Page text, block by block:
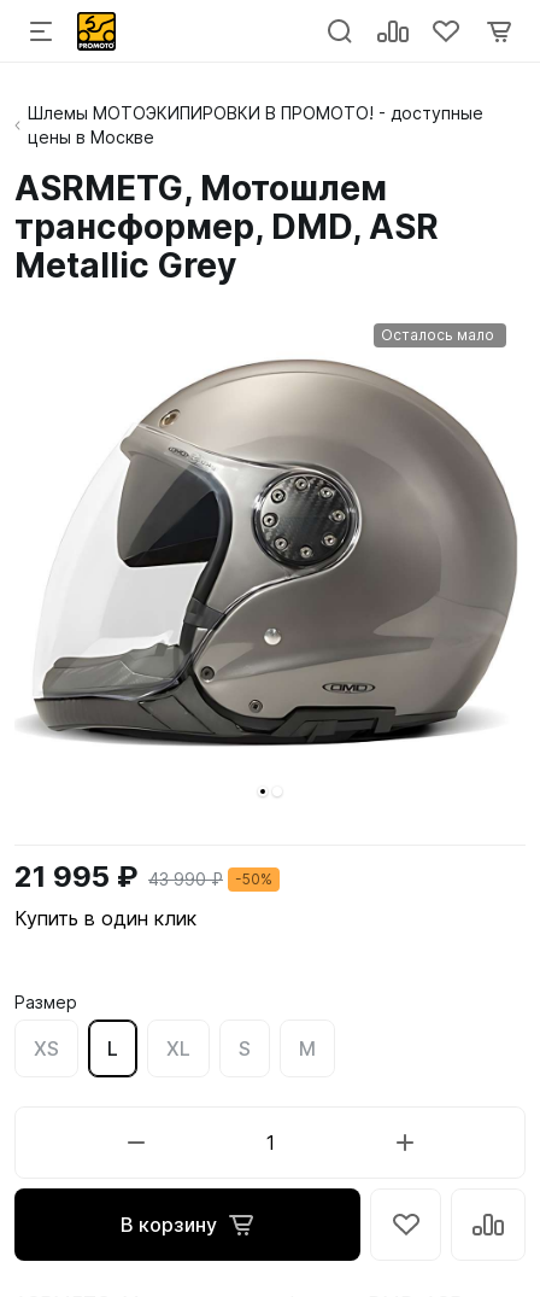
Шлемы МОТОЭКИПИРОВКИ В ПРОМОТО! - доступные
цены в Москве
ASRMETG, Мотошлем
трансформер, DMD, ASR
Metallic Grey
Осталось мало
21 995 ₽ 43 990 ₽ -50%
Купить в один клик
Размер
XS L XL S M
В корзину